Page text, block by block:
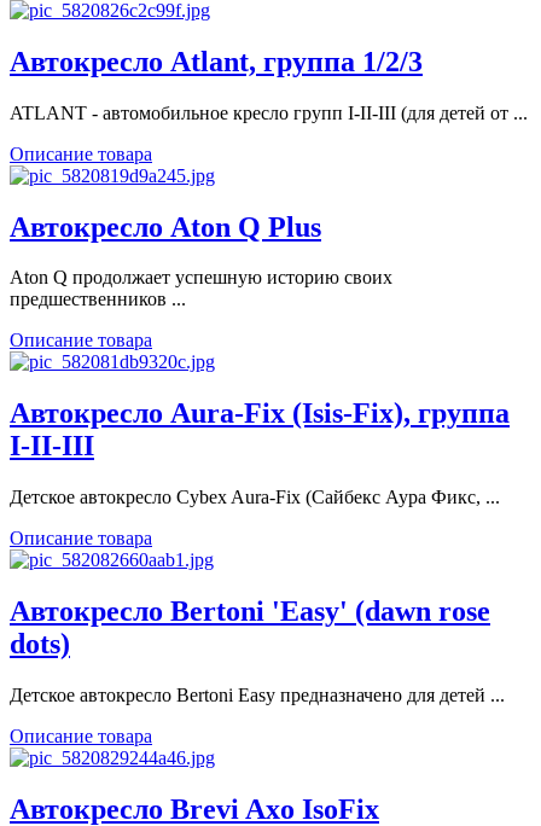
Автокресло Atlant, группа 1/2/3
ATLANT - автомобильное кресло групп I-II-III (для детей от ...
Описание товара
Автокресло Aton Q Plus
Aton Q продолжает успешную историю своих
предшественников ...
Описание товара
Автокресло Aura-Fix (Isis-Fix), группа
I-II-III
Детское автокресло Cybex Aura-Fix (Сайбекс Аура Фикс, ...
Описание товара
Автокресло Bertoni 'Easy' (dawn rose
dots)
Детское автокресло Bertoni Easy предназначено для детей ...
Описание товара
Автокресло Brevi Axo IsoFix